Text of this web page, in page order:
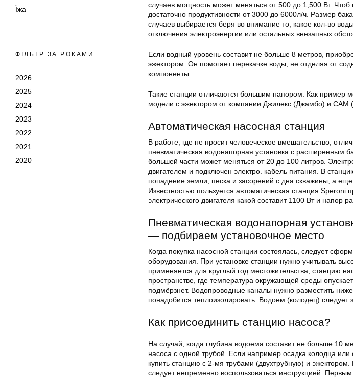
Їжа
ФІЛЬТР ЗА РОКАМИ
2026
2025
2024
2023
2022
2021
2020
случаев мощность может меняться от 500 до 1,500 Вт. Чтоб
достаточно продуктивности от 3000 до 6000л/ч. Размер
случаев выбирается беря во внимание то, какое кол-во
отключения электроэнергии или остальных внезапных
Если водный уровень составит не больше 8 метров,
эжектором. Он помогает перекачке воды, не отделяя от
компоненты.
Такие станции отличаются большим напором. Как пример
модели с эжектором от компании Джилекс (Джамбо) и CAM
Автоматическая насосная станция
В работе, где не просит человеческое вмешательство,
пневматическая водонапорная установка с расширенным
большей части может меняться от 20 до 100 литров.
двигателем и подключен электро. кабель питания. В
попадение земли, песка и засорений с дна скважины, а
Известностью пользуется автоматическая станция Speroni
электрического двигателя какой составит 1100 Вт и напор
Пневматическая водонапорная
— подбираем установочное место
Когда покупка насосной станции состоялась, следует
оборудования. При установке станции нужно учитывать
применяется для круглый год местожительства, станцию
пространстве, где температура окружающей среды
подмёрзнет. Водопроводные каналы нужно разместить
понадобится теплоизолировать. Водоем (колодец) следует
Как присоединить станцию насоса?
На случай, когда глубина водоема составит не больше 10
насоса с одной трубой. Если например осадка колодца
купить станцию с 2-мя трубами (двухтрубную) и
следует непременно воспользоваться инструкцией.